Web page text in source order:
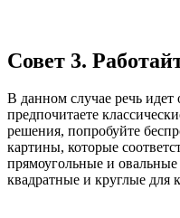
Совет 3.
В данном случае речь
предпочитаете
решения, попробуйте
картины, которые
прямоугольные и
квадратные и круглые для